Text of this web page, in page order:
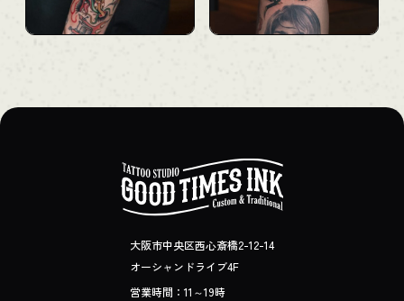
大阪市中央区西心斎橋2-12-14
オーシャンドライブ4F
営業時間：11～19時